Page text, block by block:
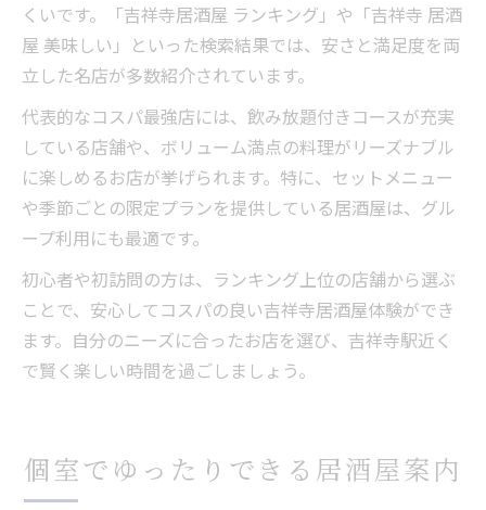
くいです。「吉祥寺居酒屋 ランキング」や「吉祥寺 居酒
屋 美味しい」といった検索結果では、安さと満足度を両
立した名店が多数紹介されています。
代表的なコスパ最強店には、飲み放題付きコースが充実
している店舗や、ボリューム満点の料理がリーズナブル
に楽しめるお店が挙げられます。特に、セットメニュー
や季節ごとの限定プランを提供している居酒屋は、グル
ープ利用にも最適です。
初心者や初訪問の方は、ランキング上位の店舗から選ぶ
ことで、安心してコスパの良い吉祥寺居酒屋体験ができ
ます。自分のニーズに合ったお店を選び、吉祥寺駅近く
で賢く楽しい時間を過ごしましょう。
個室でゆったりできる居酒屋案内